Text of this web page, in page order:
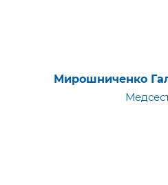
Мирошниченко